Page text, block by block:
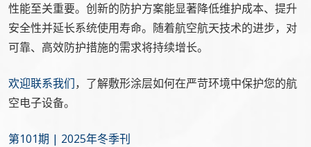
性能至关重要。创新的防护方案能显著降低维护成本、提升
安全性并延长系统使用寿命。随着航空航天技术的进步，对
可靠、高效防护措施的需求将持续增长。
欢迎联系我们，了解敷形涂层如何在严苛环境中保护您的航
空电子设备。
第101期 | 2025年冬季刊